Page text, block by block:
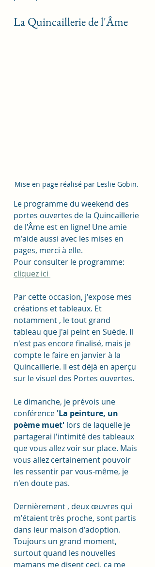
La Quincaillerie de l'Âme
Mise en page réalisé par Leslie Gobin.
Le programme du weekend des
portes ouvertes de la Quincaillerie
de l'Âme est en ligne! Une amie
m'aide aussi avec les mises en
pages, merci à elle.
Pour consulter le programme:
cliquez ici
Par cette occasion, j'expose mes
créations et tableaux. Et
notamment , le tout grand
tableau que j'ai peint en Suède. Il
n'est pas encore finalisé, mais je
compte le faire en janvier à la
Quincaillerie. Il est déjà en aperçu
sur le visuel des Portes ouvertes.
Le dimanche, je prévois une
conférence 'La peinture, un
poème muet' lors de laquelle je
partagerai l'intimité des tableaux
que vous allez voir sur place. Mais
vous allez certainement pouvoir
les ressentir par vous-même, je
n'en doute pas.
Dernièrement , deux œuvres qui
m'étaient très proche, sont partis
dans leur maison d'adoption.
Toujours un grand moment,
surtout quand les nouvelles
mamans me disent ceci, ça me